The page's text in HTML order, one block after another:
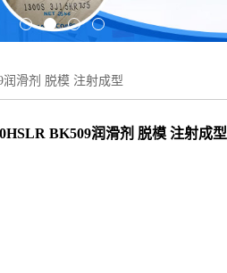
润滑剂 脱模 注射成型
BK509润滑剂 脱模 注射成型